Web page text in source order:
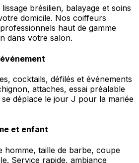
brésilien, balayage et soins
domicile. Nos coiffeurs
haut de gamme
dans votre salon.
cocktails, défilés et événements
attaches, essai préalable
déplace le jour J pour la mariée
et enfant
homme, taille de barbe, coupe
Service rapide, ambiance